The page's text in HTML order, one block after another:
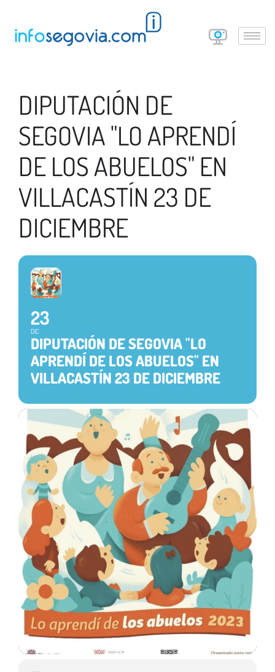
DIPUTACIÓN DE
SEGOVIA "LO APRENDÍ
DE LOS ABUELOS" EN
VILLACASTÍN 23 DE
DICIEMBRE
23
DIC
DIPUTACIÓN DE SEGOVIA "LO
APRENDÍ DE LOS ABUELOS" EN
VILLACASTÍN 23 DE DICIEMBRE